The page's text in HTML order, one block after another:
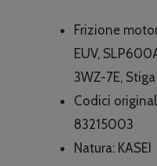
Frizione
EUV,
3WZ-7E,
Codici
83215003
Natura: KASEI